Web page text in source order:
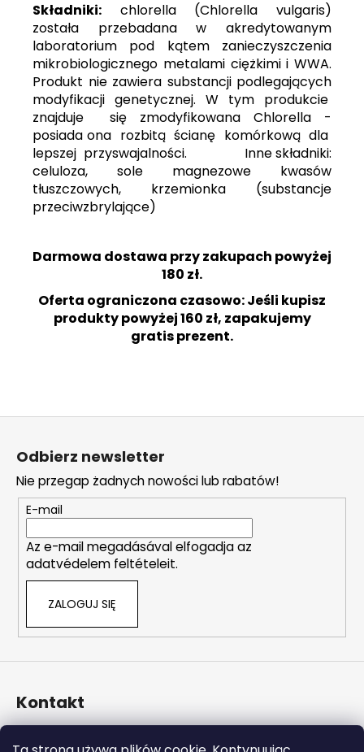
Składniki: chlorella (Chlorella vulgaris)
została przebadana w akredytowanym
laboratorium pod kątem zanieczyszczenia
mikrobiologicznego metalami ciężkimi i WWA.
Produkt nie zawiera substancji podlegających
modyfikacji genetycznej. W tym produkcie
znajduje się zmodyfikowana Chlorella -
posiada ona rozbitą ścianę komórkową dla
lepszej przyswajalności. Inne składniki:
celuloza, sole magnezowe kwasów
tłuszczowych, krzemionka (substancje
przeciwzbrylające)
Darmowa dostawa przy zakupach powyżej
180 zł.
Oferta ograniczona czasowo: Jeśli kupisz
produkty powyżej 160 zł, zapakujemy
gratis prezent.
Odbierz newsletter
Nie przegap żadnych nowości lub rabatów!
E-mail
Az e-mail megadásával elfogadja az
adatvédelem feltételeit.
ZALOGUJ SIĘ
Kontakt